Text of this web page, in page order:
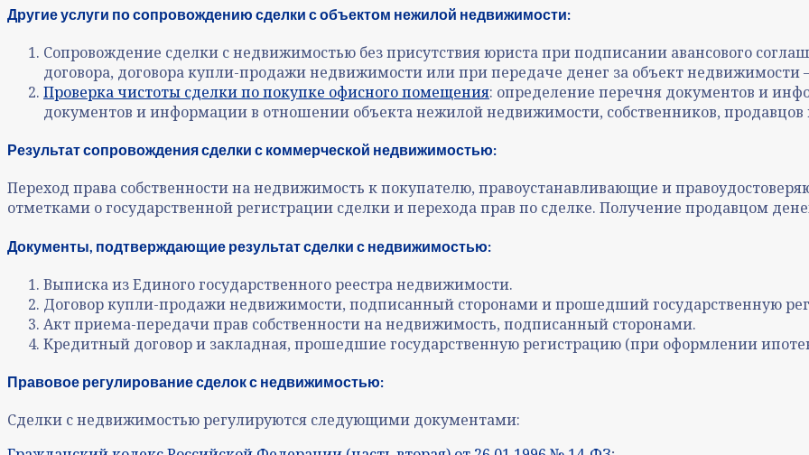
Другие услуги по сопровождению сделки с объектом нежилой недвижимости:
Сопровождение сделки с недвижимостью без присутствия юриста при подписании авансового
договора, договора купли-продажи недвижимости или при передаче денег за объект недвижимости
Проверка чистоты сделки по покупке офисного помещения: определение перечня документов и
документов и информации в отношении объекта нежилой недвижимости, собственников,
Результат сопровождения сделки с коммерческой недвижимостью:
Переход права собственности на недвижимость к покупателю, правоустанавливающие и
отметками о государственной регистрации сделки и перехода прав по сделке. Получение продавцом
Документы, подтверждающие результат сделки с недвижимостью:
Выписка из Единого государственного реестра недвижимости.
Договор купли-продажи недвижимости, подписанный сторонами и прошедший государственную
Акт приема-передачи прав собственности на недвижимость, подписанный сторонами.
Кредитный договор и закладная, прошедшие государственную регистрацию (при оформлении
Правовое регулирование сделок с недвижимостью:
Сделки с недвижимостью регулируются следующими документами: